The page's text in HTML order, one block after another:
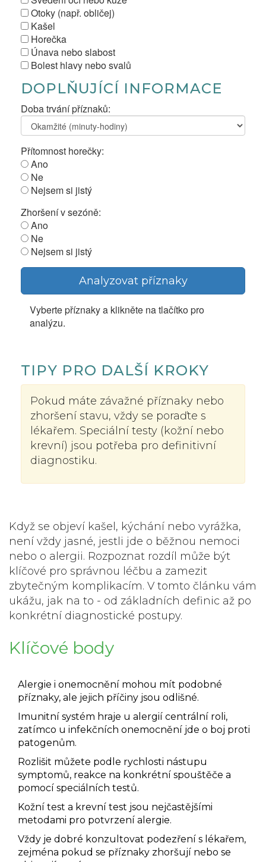
Otoky (např. obličej)
Kašel
Horečka
Únava nebo slabost
Bolest hlavy nebo svalů
DOPLŇUJÍCÍ INFORMACE
Doba trvání příznaků:
Přítomnost horečky:
Ano
Ne
Nejsem si jistý
Zhoršení v sezóně:
Ano
Ne
Nejsem si jistý
Analyzovat příznaky
Vyberte příznaky a klikněte na tlačítko pro
analýzu.
TIPY PRO DALŠÍ KROKY
Pokud máte závažné příznaky nebo
zhoršení stavu, vždy se poraďte s
lékařem. Speciální testy (kožní nebo
krevní) jsou potřeba pro definitivní
diagnostiku.
Když se objeví kašel, kýchání nebo vyrážka,
není vždy jasné, jestli jde o běžnou nemoci
nebo o alergii. Rozpoznat rozdíl může být
klíčové pro správnou léčbu a zamezit
zbytečným komplikacím. V tomto článku vám
ukážu, jak na to - od základních definic až po
konkrétní diagnostické postupy.
Klíčové body
Alergie i onemocnění mohou mít podobné
příznaky, ale jejich příčiny jsou odlišné.
Imunitní systém hraje u alergií centrální roli,
zatímco u infekčních onemocnění jde o boj proti
patogenům.
Rozlišit můžete podle rychlosti nástupu
symptomů, reakce na konkrétní spouštěče a
pomocí speciálních testů.
Kožní test a krevní test jsou nejčastějšími
metodami pro potvrzení alergie.
Vždy je dobré konzultovat podezření s lékařem,
zejména pokud se příznaky zhoršují nebo se